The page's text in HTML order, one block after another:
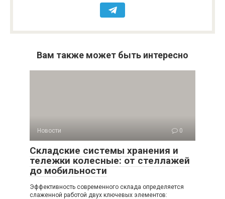
Вам также может быть интересно
Новости 0
Складские системы хранения и
тележки колесные: от стеллажей
до мобильности
Эффективность современного склада определяется
слаженной работой двух ключевых элементов: